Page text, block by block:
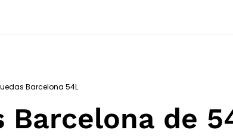
Barcelona 54L
Barcelona de